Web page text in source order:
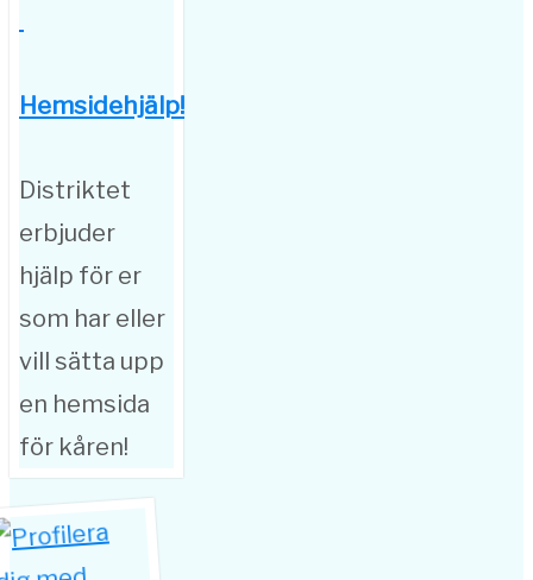
Hemsidehjälp!
Distriktet
erbjuder
hjälp för er
som har eller
vill sätta upp
en hemsida
för kåren!